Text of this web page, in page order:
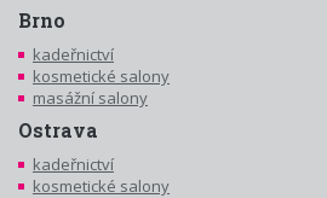
Brno
kadeřnictví
kosmetické salony
masážní salony
Ostrava
kadeřnictví
kosmetické salony